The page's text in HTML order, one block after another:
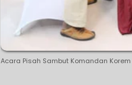
Acara Pisah Sambut Komandan